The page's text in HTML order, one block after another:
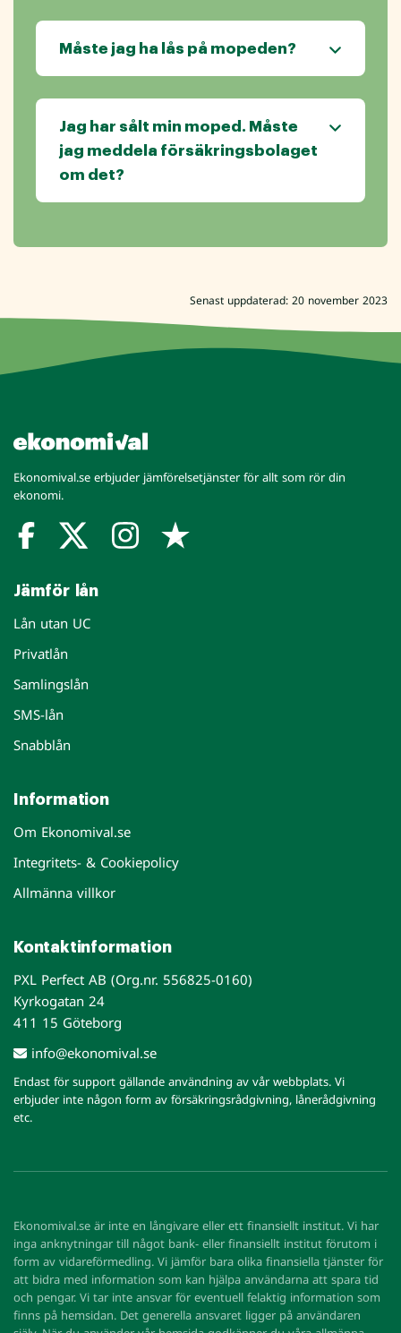
Måste jag ha lås på mopeden?
Jag har sålt min moped. Måste
jag meddela försäkringsbolaget
om det?
Senast uppdaterad: 20 november 2023
Ekonomival.se erbjuder jämförelsetjänster för allt som rör din
ekonomi.
Jämför lån
Lån utan UC
Privatlån
Samlingslån
SMS-lån
Snabblån
Information
Om Ekonomival.se
Integritets- & Cookiepolicy
Allmänna villkor
Kontaktinformation
PXL Perfect AB (Org.nr. 556825-0160)
Kyrkogatan 24
411 15 Göteborg
info@ekonomival.se
Endast för support gällande användning av vår webbplats. Vi
erbjuder inte någon form av försäkringsrådgivning, lånerådgivning
etc.
Ekonomival.se är inte en långivare eller ett finansiellt institut. Vi har
inga anknytningar till något bank- eller finansiellt institut förutom i
form av vidareförmedling. Vi jämför bara olika finansiella tjänster för
att bidra med information som kan hjälpa användarna att spara tid
och pengar. Vi tar inte ansvar för eventuell felaktig information som
finns på hemsidan. Det generella ansvaret ligger på användaren